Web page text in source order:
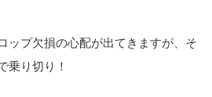
ップ欠損の心配が出てきますが、そ
乗り切り！